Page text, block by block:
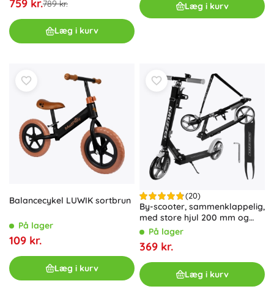
759 kr.789 kr.
Læg i kurv
Læg i kurv
Balancecykel LUWIK sortbrun
På lager
109 kr.
Læg i kurv
(20)
By-scooter, sammenklappelig,
med store hjul 200 mm og
fodbremse – Grå
På lager
369 kr.
Læg i kurv